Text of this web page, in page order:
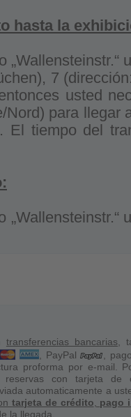
hasta la
„Wallensteinstr.“
7
usted
Nord) para llegar
El tiempo del
„Wallensteinstr.“
un taxi
(max. 4
transferencias bancarias ,
, PayPal
,
proforma por e-mail.
con tarjeta de
automaticamente a
tarjeta de crédito
pago
la llegada.